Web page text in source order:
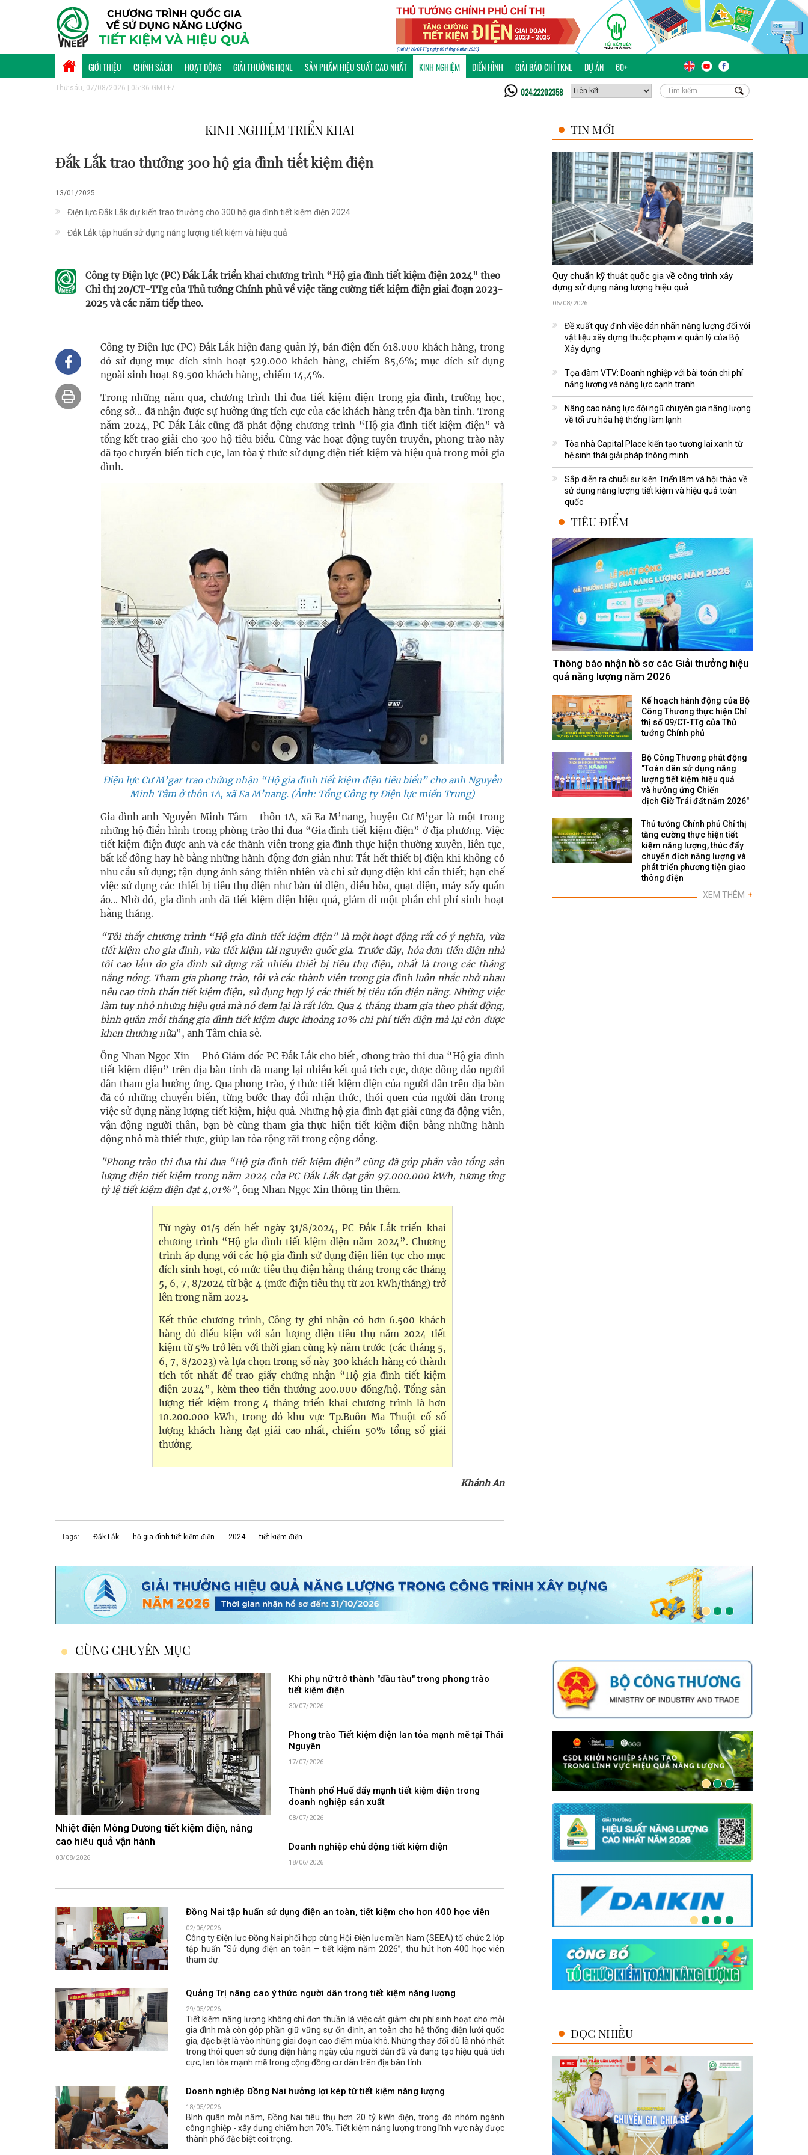
GIỚI THIỆU CHÍNH SÁCH HOẠT ĐỘNG GIẢI THƯỞNG HQNL SẢN PHẨM HIỆU SUẤT CAO NHẤT KINH NGHIỆM ĐIỂN HÌNH GIẢI BÁO CHÍ TKNL DỰ ÁN 60+
Thứ sáu, 07/08/2026 | 05:36 GMT+7 024.22202358
KINH NGHIỆM TRIỂN KHAI
Đắk Lắk trao thưởng 300 hộ gia đình tiết kiệm điện
13/01/2025
Điện lực Đắk Lắk dự kiến trao thưởng cho 300 hộ gia đình tiết kiệm điện 2024
Đắk Lắk tập huấn sử dụng năng lượng tiết kiệm và hiệu quả
Công ty Điện lực (PC) Đắk Lắk triển khai chương trình “Hộ gia đình tiết kiệm điện 2024" theo
Chỉ thị 20/CT-TTg của Thủ tướng Chính phủ về việc tăng cường tiết kiệm điện giai đoạn 2023-
2025 và các năm tiếp theo.
Công ty Điện lực (PC) Đắk Lắk hiện đang quản lý, bán điện đến 618.000 khách hàng, trong
đó sử dụng mục đích sinh hoạt 529.000 khách hàng, chiếm 85,6%; mục đích sử dụng
ngoài sinh hoạt 89.500 khách hàng, chiếm 14,4%.
Trong những năm qua, chương trình thi đua tiết kiệm điện trong gia đình, trường học,
công sở… đã nhận được sự hưởng ứng tích cực của các khách hàng trên địa bàn tỉnh. Trong
năm 2024, PC Đắk Lắk cũng đã phát động chương trình “Hộ gia đình tiết kiệm điện” và
tổng kết trao giải cho 300 hộ tiêu biểu. Cùng vác hoạt động tuyên truyền, phong trào này
đã tạo chuyển biến tích cực, lan tỏa ý thức sử dụng điện tiết kiệm và hiệu quả trong mỗi gia
đình.
Điện lực Cư M’gar trao chứng nhận “Hộ gia đình tiết kiệm điện tiêu biểu” cho anh Nguyễn
Minh Tâm ở thôn 1A, xã Ea M’nang. (Ảnh: Tổng Công ty Điện lực miền Trung)
Gia đình anh Nguyễn Minh Tâm - thôn 1A, xã Ea M’nang, huyện Cư M’gar là một trong
những hộ điển hình trong phòng trào thi đua “Gia đình tiết kiệm điện” ở địa phương. Việc
tiết kiệm điện được anh và các thành viên trong gia đình thực hiện thường xuyên, liên tục,
bất kể đông hay hè bằng những hành động đơn giản như: Tắt hết thiết bị điện khi không có
nhu cầu sử dụng; tận dụng ánh sáng thiên nhiên và chỉ sử dụng điện khi cần thiết; hạn chế
việc sử dụng các thiết bị tiêu thụ điện như bàn ủi điện, điều hòa, quạt điện, máy sấy quần
áo... Nhờ đó, gia đình anh đã tiết kiệm điện hiệu quả, giảm đi một phần chi phí sinh hoạt
hằng tháng.
“Tôi thấy chương trình “Hộ gia đình tiết kiệm điện” là một hoạt động rất có ý nghĩa, vừa
tiết kiệm cho gia đình, vừa tiết kiệm tài nguyên quốc gia. Trước đây, hóa đơn tiền điện nhà
tôi cao lắm do gia đình sử dụng rất nhiều thiết bị tiêu thụ điện, nhất là trong các tháng
nắng nóng. Tham gia phong trào, tôi và các thành viên trong gia đình luôn nhắc nhở nhau
nêu cao tinh thần tiết kiệm điện, sử dụng hợp lý các thiết bị tiêu tốn điện năng. Những việc
làm tuy nhỏ nhưng hiệu quả mà nó đem lại là rất lớn. Qua 4 tháng tham gia theo phát động,
bình quân mỗi tháng gia đình tiết kiệm được khoảng 10% chi phí tiền điện mà lại còn được
khen thưởng nữa”, anh Tâm chia sẻ.
Ông Nhan Ngọc Xin – Phó Giám đốc PC Đắk Lắk cho biết, ơhong trào thi đua “Hộ gia đình
tiết kiệm điện” trên địa bàn tỉnh đã mang lại nhiều kết quả tích cực, được đông đảo người
dân tham gia hưởng ứng. Qua phong trào, ý thức tiết kiệm điện của người dân trên địa bàn
đã có những chuyển biến, từng bước thay đổi nhận thức, thói quen của người dân trong
việc sử dụng năng lượng tiết kiệm, hiệu quả. Những hộ gia đình đạt giải cũng đã động viên,
vận động người thân, bạn bè cùng tham gia thực hiện tiết kiệm điện bằng những hành
động nhỏ mà thiết thực, giúp lan tỏa rộng rãi trong cộng đồng.
"Phong trào thi đua thi đua “Hộ gia đình tiết kiệm điện” cũng đã góp phần vào tổng sản
lượng điện tiết kiệm trong năm 2024 của PC Đắk Lắk đạt gần 97.000.000 kWh, tương ứng
tỷ lệ tiết kiệm điện đạt 4,01%”, ông Nhan Ngọc Xin thông tin thêm.
Từ ngày 01/5 đến hết ngày 31/8/2024, PC Đắk Lắk triển khai
chương trình “Hộ gia đình tiết kiệm điện năm 2024”. Chương
trình áp dụng với các hộ gia đình sử dụng điện liên tục cho mục
đích sinh hoạt, có mức tiêu thụ điện hằng tháng trong các tháng
5, 6, 7, 8/2024 từ bậc 4 (mức điện tiêu thụ từ 201 kWh/tháng) trở
lên trong năm 2023.
Kết thúc chương trình, Công ty ghi nhận có hơn 6.500 khách
hàng đủ điều kiện với sản lượng điện tiêu thụ năm 2024 tiết
kiệm từ 5% trở lên với thời gian cùng kỳ năm trước (các tháng 5,
6, 7, 8/2023) và lựa chọn trong số này 300 khách hàng có thành
tích tốt nhất để trao giấy chứng nhận “Hộ gia đình tiết kiệm
điện 2024”, kèm theo tiền thưởng 200.000 đồng/hộ. Tổng sản
lượng tiết kiệm trong 4 tháng triển khai chương trình là hơn
10.200.000 kWh, trong đó khu vực Tp.Buôn Ma Thuột cố số
lượng khách hàng đạt giải cao nhất, chiếm 50% tổng số giải
thưởng.
Khánh An
Tags: Đắk Lắk hộ gia đình tiết kiệm điện 2024 tiết kiệm điện
TIN MỚI
Quy chuẩn kỹ thuật quốc gia về công trình xây
dựng sử dụng năng lượng hiệu quả
06/08/2026
Đề xuất quy định việc dán nhãn năng lượng đối với
vật liệu xây dựng thuộc phạm vi quản lý của Bộ
Xây dựng
Tọa đàm VTV: Doanh nghiệp với bài toán chi phí
năng lượng và năng lực cạnh tranh
Nâng cao năng lực đội ngũ chuyên gia năng lượng
về tối ưu hóa hệ thống làm lạnh
Tòa nhà Capital Place kiến tạo tương lai xanh từ
hệ sinh thái giải pháp thông minh
Sắp diễn ra chuỗi sự kiện Triển lãm và hội thảo về
sử dụng năng lượng tiết kiệm và hiệu quả toàn
quốc
TIÊU ĐIỂM
Thông báo nhận hồ sơ các Giải thưởng hiệu
quả năng lượng năm 2026
Kế hoạch hành động của Bộ
Công Thương thực hiện Chỉ
thị số 09/CT-TTg của Thủ
tướng Chính phủ
Bộ Công Thương phát động
"Toàn dân sử dụng năng
lượng tiết kiệm hiệu quả
và hưởng ứng Chiến
dịch Giờ Trái đất năm 2026"
Thủ tướng Chính phủ Chỉ thị
tăng cường thực hiện tiết
kiệm năng lượng, thúc đẩy
chuyển dịch năng lượng và
phát triển phương tiện giao
thông điện
XEM THÊM +
CÙNG CHUYÊN MỤC
Nhiệt điện Mông Dương tiết kiệm điện, nâng
cao hiêu quả vận hành
03/08/2026
Khi phụ nữ trở thành "đầu tàu" trong phong trào
tiết kiệm điện
30/07/2026
Phong trào Tiết kiệm điện lan tỏa mạnh mẽ tại Thái
Nguyên
17/07/2026
Thành phố Huế đẩy mạnh tiết kiệm điện trong
doanh nghiệp sản xuất
08/07/2026
Doanh nghiệp chủ động tiết kiệm điện
18/06/2026
Đồng Nai tập huấn sử dụng điện an toàn, tiết kiệm cho hơn 400 học viên
02/06/2026
Công ty Điện lực Đồng Nai phối hợp cùng Hội Điện lực miền Nam (SEEA) tổ chức 2 lớp
tập huấn “Sử dụng điện an toàn – tiết kiệm năm 2026”, thu hút hơn 400 học viên
tham dự.
Quảng Trị nâng cao ý thức người dân trong tiết kiệm năng lượng
29/05/2026
Tiết kiệm năng lượng không chỉ đơn thuần là việc cắt giảm chi phí sinh hoạt cho mỗi
gia đình mà còn góp phần giữ vững sự ổn định, an toàn cho hệ thống điện lưới quốc
gia, đặc biệt là vào những giai đoạn cao điểm mùa khô. Những thay đổi dù là nhỏ nhất
trong thói quen sử dụng điện hằng ngày của người dân đã và đang tạo hiệu quả tích
cực, lan tỏa mạnh mẽ trong cộng đồng cư dân trên địa bàn tỉnh.
Doanh nghiệp Đồng Nai hưởng lợi kép từ tiết kiệm năng lượng
18/05/2026
Bình quân mỗi năm, Đồng Nai tiêu thụ hơn 20 tỷ kWh điện, trong đó nhóm ngành
công nghiệp - xây dựng chiếm hơn 70%. Tiết kiệm năng lượng trong lĩnh vực này được
thành phố đặc biệt coi trọng.
ĐỌC NHIỀU